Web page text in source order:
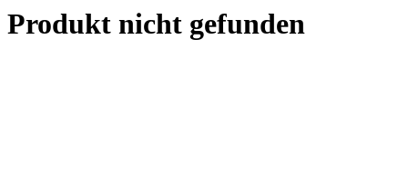
Produkt nicht gefunden